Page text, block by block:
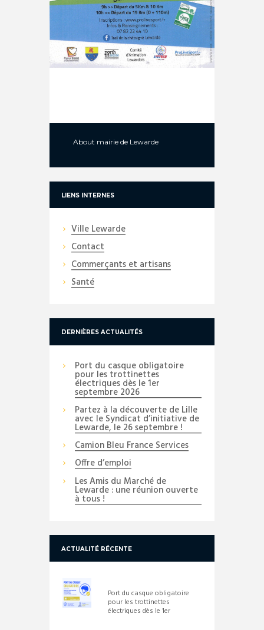
About mairie de Lewarde
LIENS INTERNES
Ville Lewarde
Contact
Commerçants et artisans
Santé
DERNIÈRES ACTUALITÉS
Port du casque obligatoire
pour les trottinettes
électriques dès le 1er
septembre 2026
Partez à la découverte de Lille
avec le Syndicat d’initiative de
Lewarde, le 26 septembre !
Camion Bleu France Services
Offre d’emploi
Les Amis du Marché de
Lewarde : une réunion ouverte
à tous !
ACTUALITÉ RÉCENTE
Port du casque obligatoire
pour les trottinettes
électriques dès le 1er